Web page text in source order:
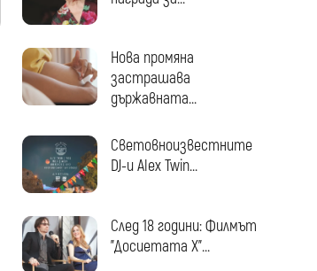
Нова промяна
застрашава
държавната...
Световноизвестните
DJ-и Alex Twin...
След 18 години: Филмът
"Досиетата Х"...